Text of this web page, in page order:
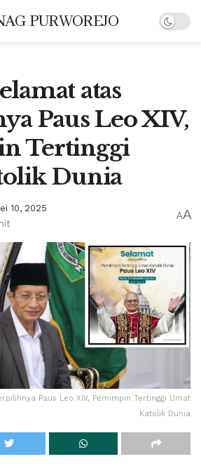
PURWOREJO
atas
Paus Leo XIV,
Tertinggi
Dunia
10, 2025
AA
Paus Leo XIV, Pemimpin Tertinggi Umat
Katolik Dunia